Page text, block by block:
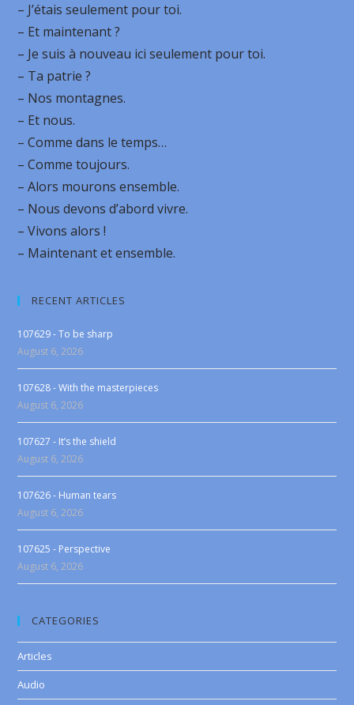
– J’étais seulement pour toi.
– Et maintenant ?
– Je suis à nouveau ici seulement pour toi.
– Ta patrie ?
– Nos montagnes.
– Et nous.
– Comme dans le temps…
– Comme toujours.
– Alors mourons ensemble.
– Nous devons d’abord vivre.
– Vivons alors !
– Maintenant et ensemble.
RECENT ARTICLES
107629 - To be sharp
August 6, 2026
107628 - With the masterpieces
August 6, 2026
107627 - It’s the shield
August 6, 2026
107626 - Human tears
August 6, 2026
107625 - Perspective
August 6, 2026
CATEGORIES
Articles
Audio